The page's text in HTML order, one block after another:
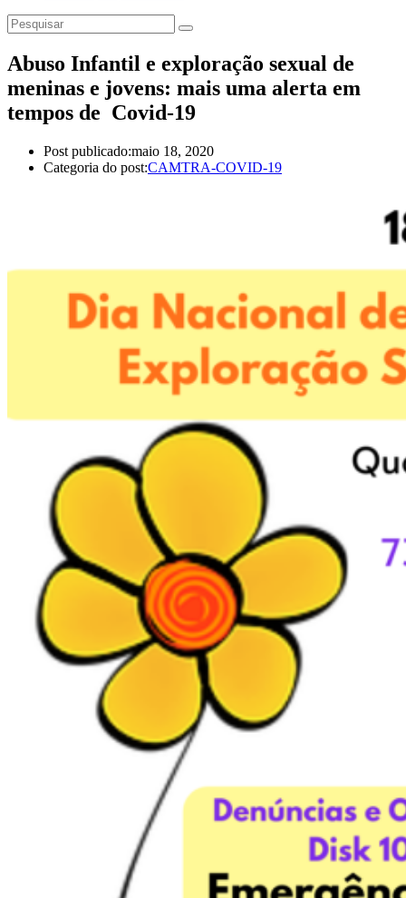
Abuso Infantil e exploração sexual de
meninas e jovens: mais uma alerta em
tempos de Covid-19
Post publicado:maio 18, 2020
Categoria do post:CAMTRA-COVID-19